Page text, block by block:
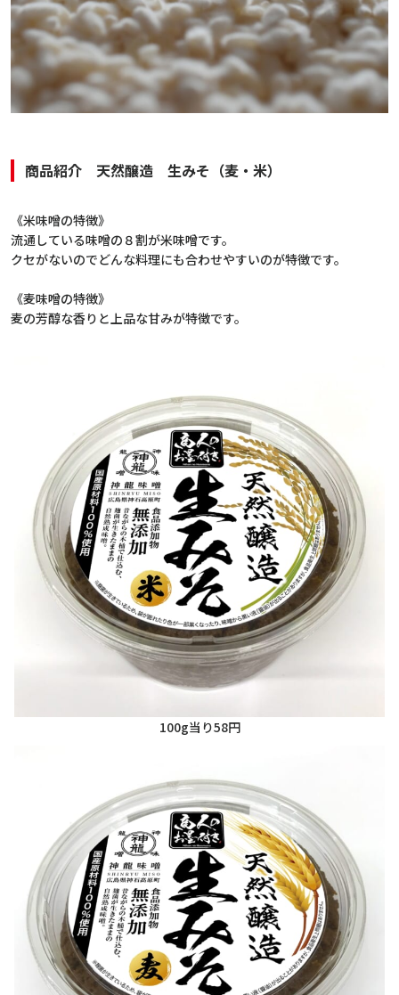
商品紹介 天然醸造 生みそ（麦・米）
《米味噌の特徴》
流通している味噌の８割が米味噌です。
クセがないのでどんな料理にも合わせやすいのが特徴です。
《麦味噌の特徴》
麦の芳醇な香りと上品な甘みが特徴です。
100g当り58円